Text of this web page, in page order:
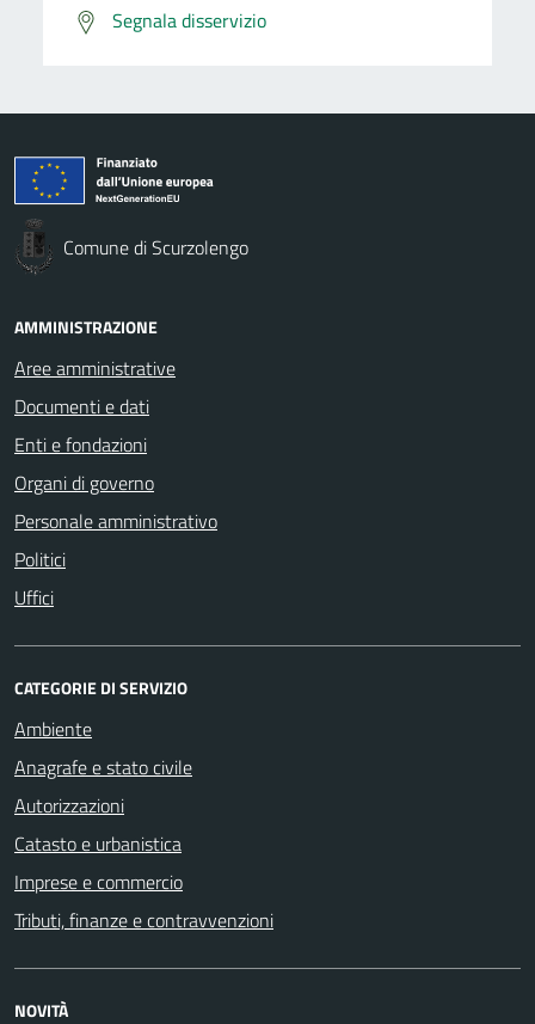
Segnala disservizio
Comune di Scurzolengo
AMMINISTRAZIONE
Aree amministrative
Documenti e dati
Enti e fondazioni
Organi di governo
Personale amministrativo
Politici
Uffici
CATEGORIE DI SERVIZIO
Ambiente
Anagrafe e stato civile
Autorizzazioni
Catasto e urbanistica
Imprese e commercio
Tributi, finanze e contravvenzioni
NOVITÀ